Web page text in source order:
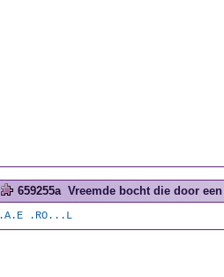
659255a Vreemde bocht die door
.A.E .RO...L